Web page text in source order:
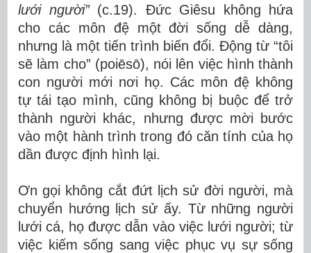
lưới người”(c.19). Đức Giêsu không hứa
cho các môn đệ một đời sống dễ dàng,
nhưng là một tiến trình biến đổi. Động từ “tôi
sẽ làm cho” (poiēsō), nói lên việc hình thành
con người mới nơi họ. Các môn đệ không
tự tái tạo mình, cũng không bị buộc để trở
thành người khác, nhưng được mời bước
vào một hành trình trong đó căn tính của họ
dần được định hình lại.
Ơn gọi không cắt đứt lịch sử đời người, mà
chuyển hướng lịch sử ấy. Từ những người
lưới cá, họ được dẫn vào việc lưới người; từ
việc kiếm sống sang việc phục vụ sự sống